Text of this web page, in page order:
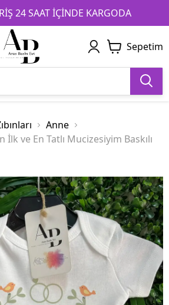
24 SAAT İÇİNDE KARGODA
1 2 3
Sepetim
Anne
İlk ve En Tatlı Mucizesiyim Baskılı